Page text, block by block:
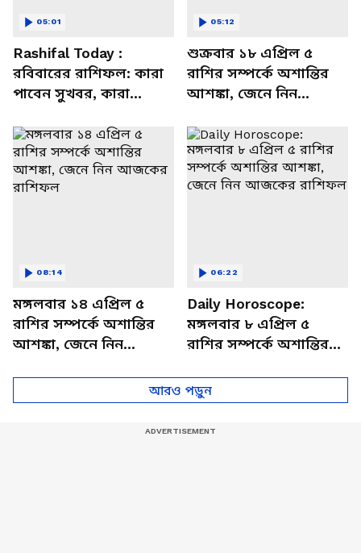
Rashifal Today :
রবিবারের রাশিফল: কারা
পাবেন সুখবর, কারা
বিশদে
05:01
শুক্রবার ১৮ এপ্রিল ৫
রাশির সম্পর্কে অশান্তির
আশঙ্কা, জেনে নিন
05:12
মঙ্গলবার ১৪ এপ্রিল ৫
রাশির সম্পর্কে অশান্তির
আশঙ্কা, জেনে নিন
08:14
Daily Horoscope:
মঙ্গলবার ৮ এপ্রিল ৫
রাশির সম্পর্কে অশান্তির
আজকের রাশিফল
06:22
আরও পড়ুন